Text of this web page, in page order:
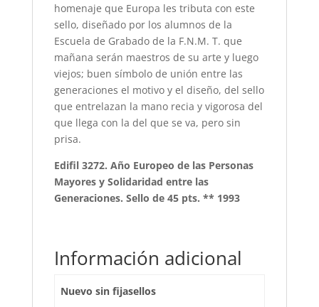
homenaje que Europa les tributa con este
sello, diseñado por los alumnos de la
Escuela de Grabado de la F.N.M. T. que
mañana serán maestros de su arte y luego
viejos; buen símbolo de unión entre las
generaciones el motivo y el diseño, del sello
que entrelazan la mano recia y vigorosa del
que llega con la del que se va, pero sin
prisa.
Edifil 3272. Año Europeo de las Personas
Mayores y Solidaridad entre las
Generaciones. Sello de 45 pts. ** 1993
Información adicional
Nuevo sin fijasellos